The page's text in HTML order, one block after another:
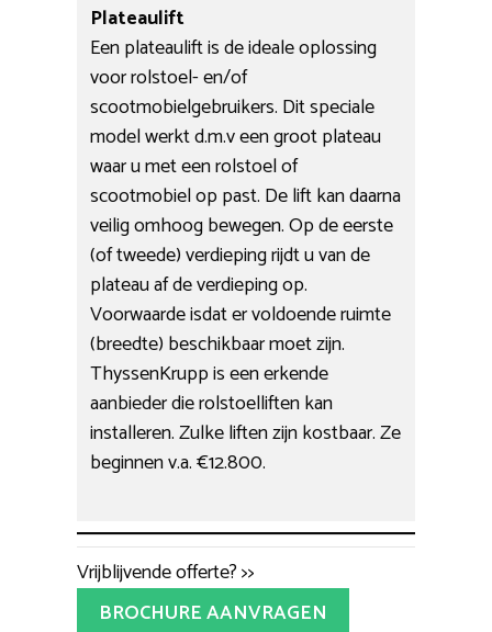
Plateaulift
Een plateaulift is de ideale oplossing
voor rolstoel- en/of
scootmobielgebruikers. Dit speciale
model werkt d.m.v een groot plateau
waar u met een rolstoel of
scootmobiel op past. De lift kan daarna
veilig omhoog bewegen. Op de eerste
(of tweede) verdieping rijdt u van de
plateau af de verdieping op.
Voorwaarde isdat er voldoende ruimte
(breedte) beschikbaar moet zijn.
ThyssenKrupp is een erkende
aanbieder die rolstoelliften kan
installeren. Zulke liften zijn kostbaar. Ze
beginnen v.a. €12.800.
Vrijblijvende offerte? >>
BROCHURE AANVRAGEN